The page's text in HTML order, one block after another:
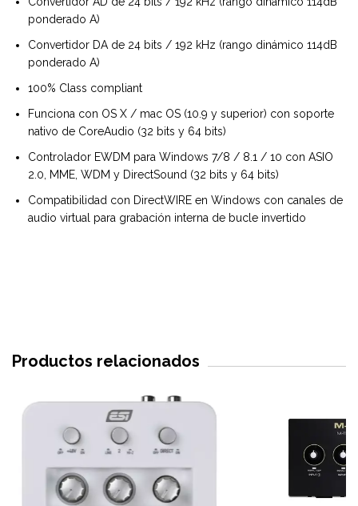
ponderado A)
Convertidor DA de 24 bits / 192 kHz (rango dinámico 114dB
ponderado A)
100% Class compliant
Funciona con OS X / mac OS (10.9 y superior) con soporte
nativo de CoreAudio (32 bits y 64 bits)
Controlador EWDM para Windows 7/8 / 8.1 / 10 con ASIO
2.0, MME, WDM y DirectSound (32 bits y 64 bits)
Compatibilidad con DirectWIRE en Windows con canales de
audio virtual para grabación interna de bucle invertido
Productos relacionados